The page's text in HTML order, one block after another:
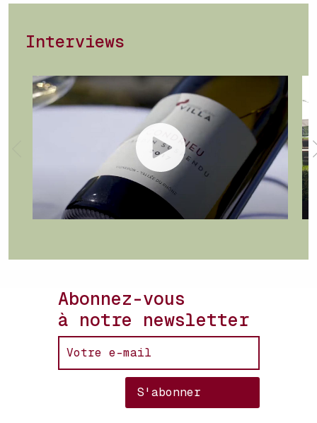
Interviews
Abonnez-vous
à notre newsletter